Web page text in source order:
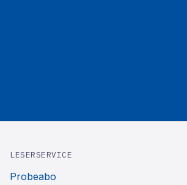
LESERSERVICE
Probeabo